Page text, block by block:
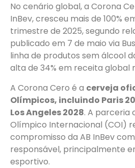
No cenário global, a Corona
InBev, cresceu mais de 100%
trimestre de 2025, segundo
publicado em 7 de maio via
linha de produtos sem álcool
alta de 34% em receita global
A Corona Cero é a cerveja
Olímpicos, incluindo Paris
Los Angeles 2028. A parceria
Olímpico Internacional (COI)
compromisso da AB InBev
responsável, principalmente
esportivo.